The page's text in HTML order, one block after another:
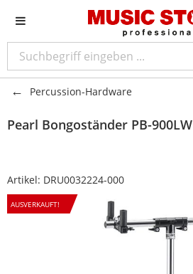
Percussion-Hardware
Pearl Bongoständer PB-900LW
Artikel: DRU0032224-000
AUSVERKAUFT!